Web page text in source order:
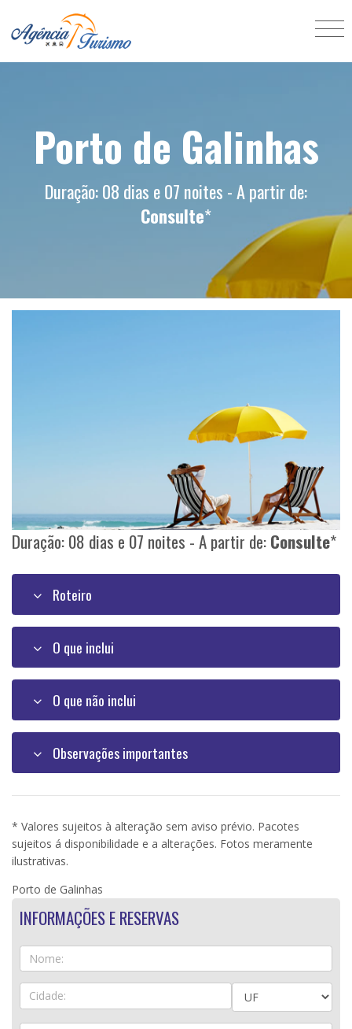
Porto de Galinhas
Duração: 08 dias e 07 noites - A partir de:
Consulte*
Duração: 08 dias e 07 noites - A partir de:Consulte*
Roteiro
O que inclui
O que não inclui
Observações importantes
* Valores sujeitos à alteração sem aviso prévio. Pacotes
sujeitos á disponibilidade e a alterações. Fotos meramente
ilustrativas.
Porto de Galinhas
INFORMAÇÕES E RESERVAS